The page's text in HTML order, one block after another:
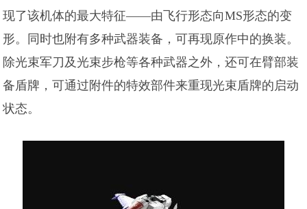
现了该机体的最大特征——由飞行形态向MS形态的变
形。同时也附有多种武器装备，可再现原作中的换装。
除光束军刀及光束步枪等各种武器之外，还可在臂部装
备盾牌，可通过附件的特效部件来重现光束盾牌的启动
状态。